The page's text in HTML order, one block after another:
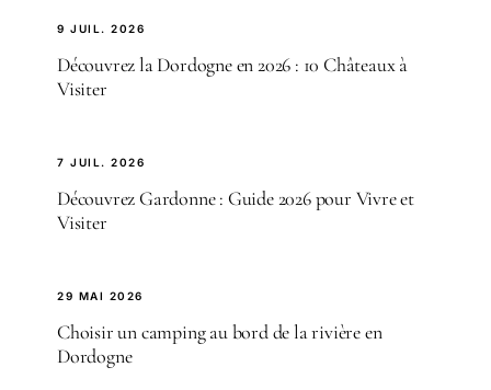
9 JUIL. 2026
Découvrez la Dordogne en 2026 : 10 Châteaux à
Visiter
7 JUIL. 2026
Découvrez Gardonne : Guide 2026 pour Vivre et
Visiter
29 MAI 2026
Choisir un camping au bord de la rivière en
Dordogne